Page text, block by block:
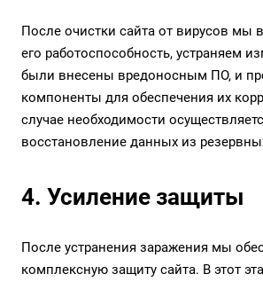
После очистки сайта от вирусов мы
его работоспособность, устраняем
были внесены вредоносным ПО, и
компоненты для обеспечения их
случае необходимости
восстановление данных из
4. Усиление защиты
После устранения заражения мы
комплексную защиту сайта. В этот